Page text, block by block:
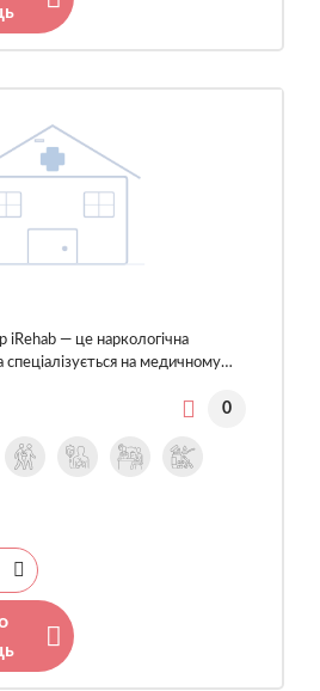
iRehab — це наркологічна
на медичному…
0